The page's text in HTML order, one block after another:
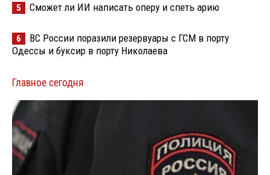
5 Сможет ли ИИ написать оперу и спеть арию
6
ВС России поразили резервуары с ГСМ в порту
Одессы и буксир в порту Николаева
Главное сегодня